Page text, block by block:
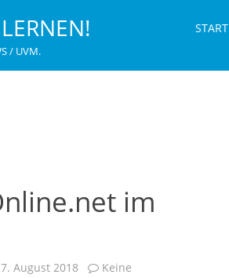
/ UVM.
START
im
August 2018 Keine